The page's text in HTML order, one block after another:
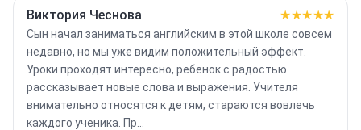
Виктория Чеснова ★★★★★
Сын начал заниматься английским в этой школе совсем
недавно, но мы уже видим положительный эффект.
Уроки проходят интересно, ребенок с радостью
рассказывает новые слова и выражения. Учителя
внимательно относятся к детям, стараются вовлечь
каждого ученика. Пр…